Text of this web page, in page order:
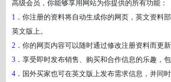
高级会员，你能够享用网站为你提供的所有功能：
1． 你注册的资料将自动生成你的网页，英文资料
英文版上。
2． 你的网页内容可以随时通过修改注册资料而更新
3． 享受即时发布销售、购买和合作信息的乐趣，包
4． 国外买家也可在英文版上发布需求信息，并同时